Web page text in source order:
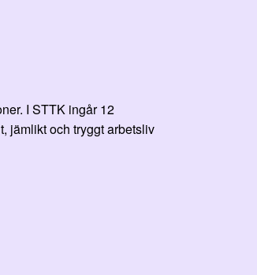
I STTK ingår 12
jämlikt och tryggt arbetsliv